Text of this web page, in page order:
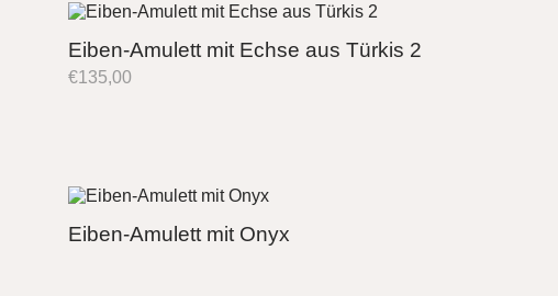
Eiben-Amulett mit Echse aus Türkis 2
€135,00
Eiben-Amulett mit Onyx